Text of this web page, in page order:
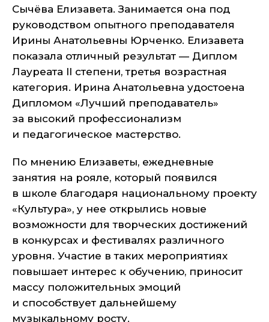
Сычёва Елизавета. Занимается она под
руководством опытного преподавателя
Ирины Анатольевны Юрченко. Елизавета
показала отличный результат — Диплом
Лауреата II степени, третья возрастная
категория. Ирина Анатольевна удостоена
Дипломом «Лучший преподаватель»
за высокий профессионализм
и педагогическое мастерство.
По мнению Елизаветы, ежедневные
занятия на рояле, который появился
в школе благодаря национальному проекту
«Культура», у нее открылись новые
возможности для творческих достижений
в конкурсах и фестивалях различного
уровня. Участие в таких мероприятиях
повышает интерес к обучению, приносит
массу положительных эмоций
и способствует дальнейшему
музыкальному росту.